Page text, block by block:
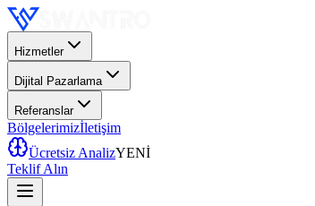
Hizmetler
Dijital Pazarlama
Referanslar
Bölgelerimizİletişim
Ücretsiz AnalizYENİ
Teklif Alın